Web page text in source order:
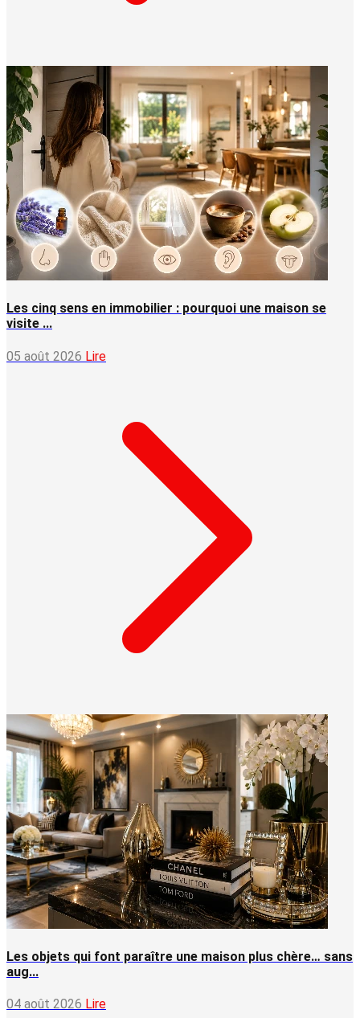
Les cinq sens en immobilier : pourquoi une maison se
visite ...
05 août 2026 Lire
Les objets qui font paraître une maison plus chère… sans
aug...
04 août 2026 Lire